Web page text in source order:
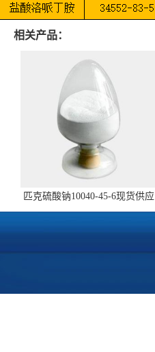
相关产品：
匹克硫酸钠10040-45-6现货供应